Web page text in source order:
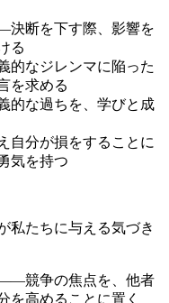
断を下す際、影響を
る
なジレンマに陥った
を求める
な過ちを、学びと成
分が損をすることに
気を持つ
私たちに与える気づき
競争の焦点を、他者
を高めることに置く